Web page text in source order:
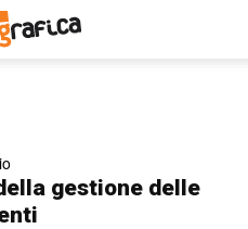
gestione delle